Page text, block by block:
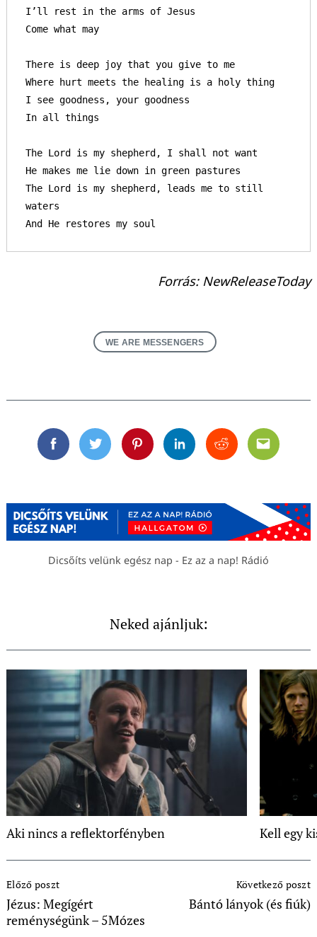
I’ll rest in the arms of Jesus
Come what may
There is deep joy that you give to me
Where hurt meets the healing is a holy thing
I see goodness, your goodness
In all things
The Lord is my shepherd, I shall not want
He makes me lie down in green pastures
The Lord is my shepherd, leads me to still
waters
And He restores my soul
Forrás: NewReleaseToday
WE ARE MESSENGERS
FacebookTwitterPinterestLinkedinRedditEmail
Dicsőíts velünk egész nap - Ez az a nap! Rádió
Neked ajánljuk:
Aki nincs a reflektorfényben Kell egy
Navigation
Előző poszt
Jézus: Megígért
reménységünk – 5Mózes
Következő poszt
Bántó lányok (és fiúk)